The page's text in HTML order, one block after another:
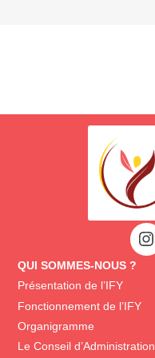
QUI SOMMES-NOUS ?
Présentation de l’IFY
Fonctionnement de l’IFY
Organigramme
Le Conseil d’Administration